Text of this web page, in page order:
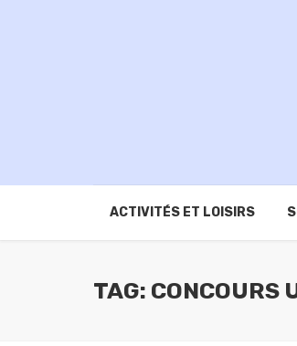
ACTIVITÉS ET LOISIRS
TAG: CONCOURS